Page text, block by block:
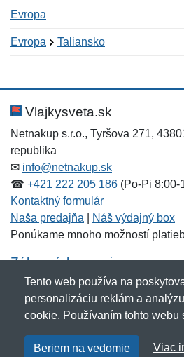
Evropa
Evropa Taliansko
Hodnotenie:
Meno:*
E-mail:
Správa*
Meno:
E-mail:*
Správa*
Vlajkysveta.sk
Netnakup s.r.o., Tyršova 271,
republika
✉ info@netnakup.sk
☎ +421 222 205 186 (Po-Pi 8:00-
Kontaktný formulár
Naša predajňa
Náš výdajný box
Ponúkame mnoho možností
Zákaznícky servis
Novinky emailom
Copyright © 2007-2026 (19 rokov
Tento web používa na
personalizáciu reklám a
cookie. Používaním tohto webu
Beriem na vedomie Viac